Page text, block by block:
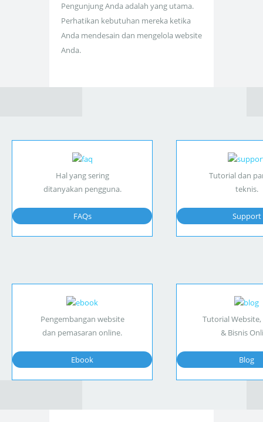
Pengunjung Anda adalah yang utama.
Perhatikan kebutuhan mereka ketika
Anda mendesain dan mengelola website
Anda.
Hal yang sering
ditanyakan pengguna.
FAQs
Tutorial dan
teknis.
Support
Pengembangan website
dan pemasaran online.
Ebook
Tutorial
& Bisnis
Blog